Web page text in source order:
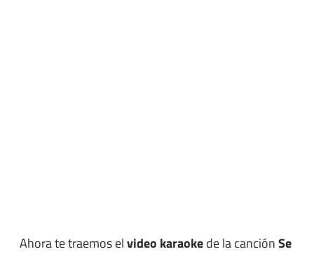
Ahora te traemos elvideo karaokede la canciónSe